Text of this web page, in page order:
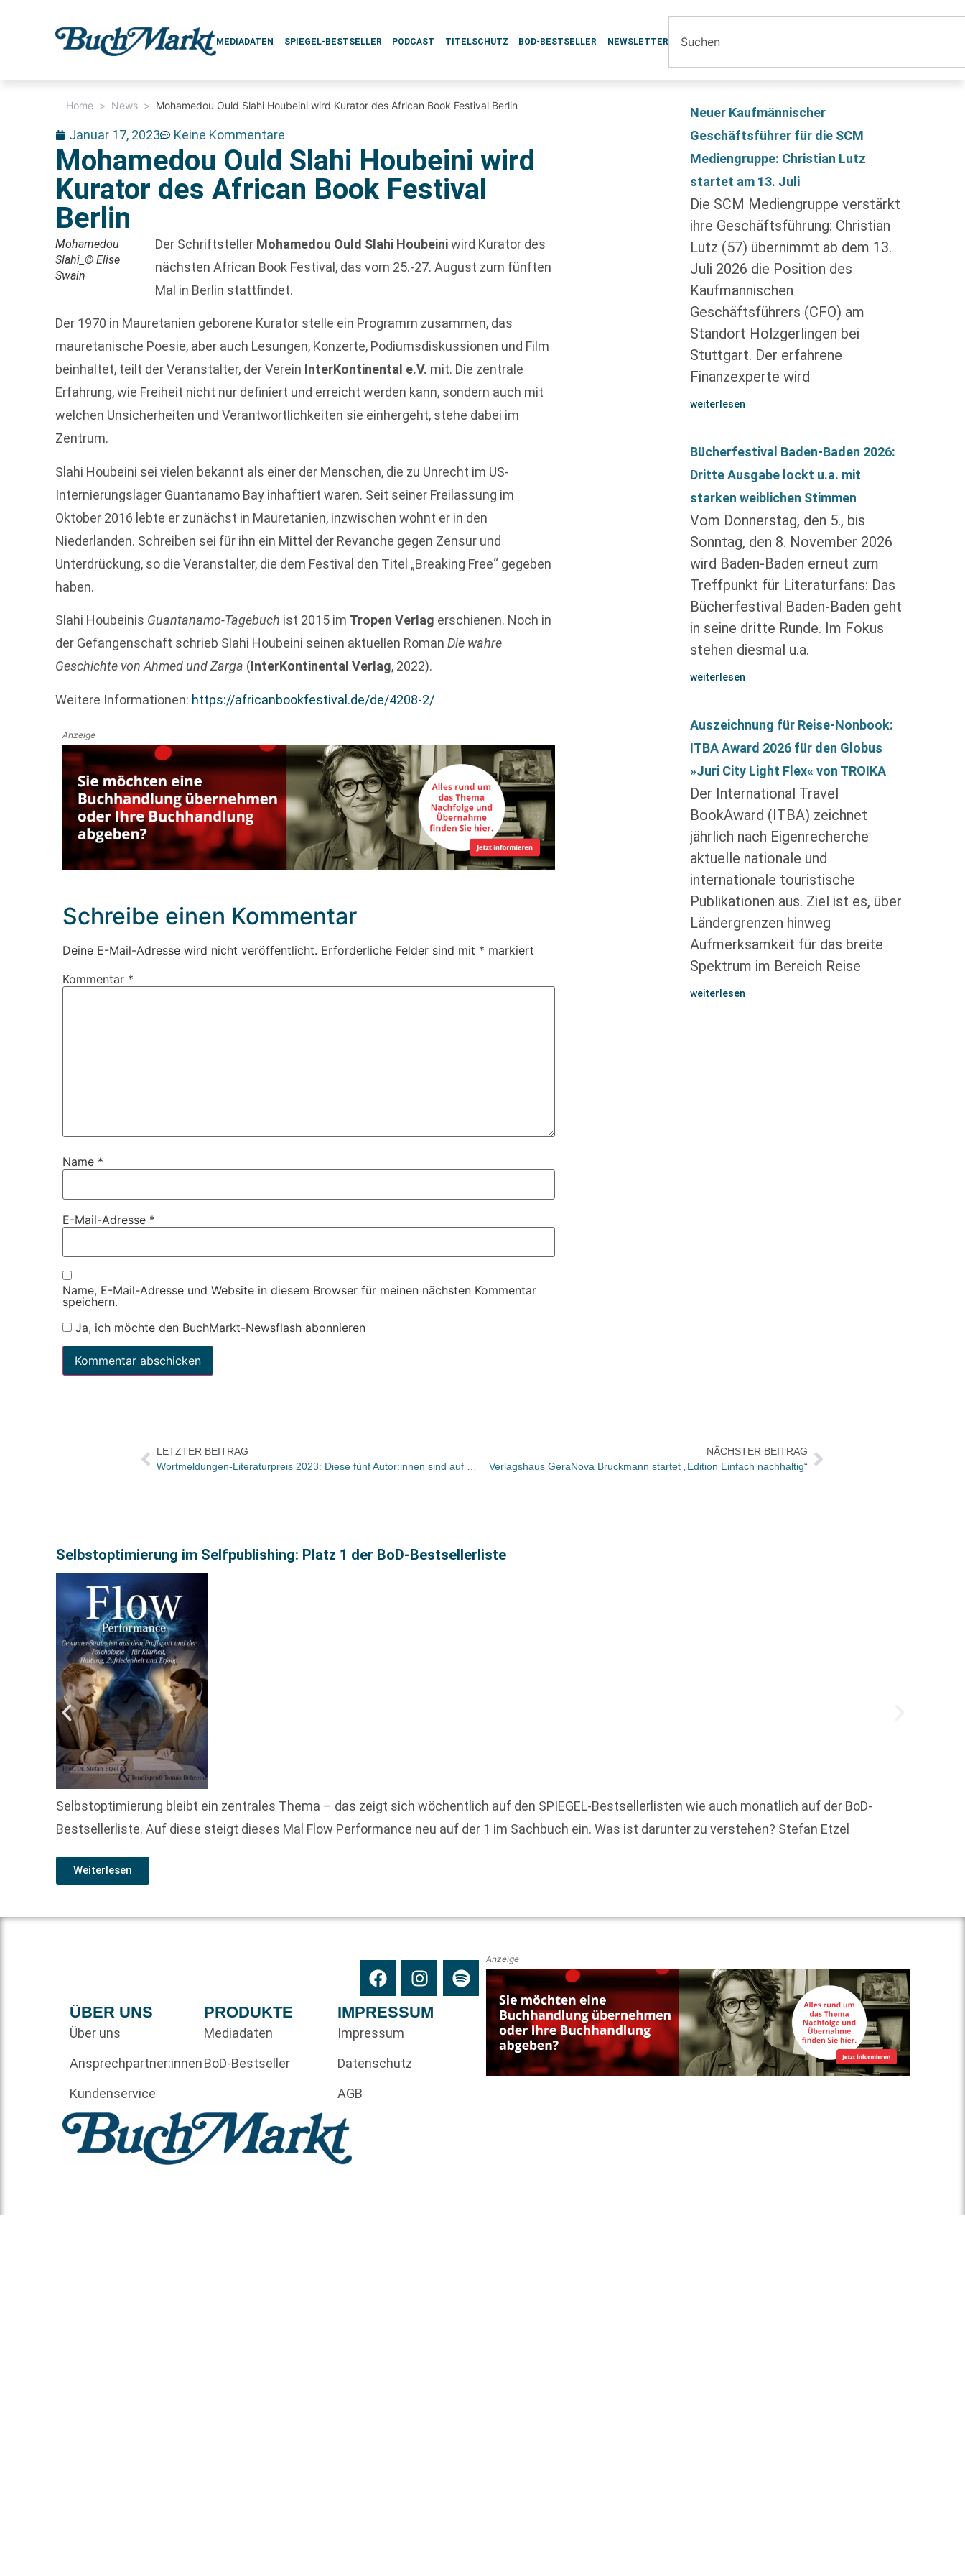
MEDIADATEN SPIEGEL-BESTSELLER PODCAST TITELSCHUTZ BOD-BESTSELLER NEWSLETTER
Home > News > Mohamedou Ould Slahi Houbeini wird Kurator des African Book Festival Berlin
Januar 17, 2023 Keine Kommentare
Mohamedou Ould Slahi Houbeini wird
Kurator des African Book Festival
Berlin
Mohamedou
Slahi_© Elise
Swain
Der Schriftsteller Mohamedou Ould Slahi Houbeiniwird Kurator des
nächsten African Book Festival, das vom 25.-27. August zum fünften
Mal in Berlin stattfindet.
Der 1970 in Mauretanien geborene Kurator stelle ein Programm zusammen, das
mauretanische Poesie, aber auch Lesungen, Konzerte, Podiumsdiskussionen und Film
beinhaltet, teilt der Veranstalter, der Verein InterKontinental e.V. mit. Die zentrale
Erfahrung, wie Freiheit nicht nur definiert und erreicht werden kann, sondern auch mit
welchen Unsicherheiten und Verantwortlichkeiten sie einhergeht, stehe dabei im
Zentrum.
Slahi Houbeini sei vielen bekannt als einer der Menschen, die zu Unrecht im US-
Internierungslager Guantanamo Bay inhaftiert waren. Seit seiner Freilassung im
Oktober 2016 lebte er zunächst in Mauretanien, inzwischen wohnt er in den
Niederlanden. Schreiben sei für ihn ein Mittel der Revanche gegen Zensur und
Unterdrückung, so die Veranstalter, die dem Festival den Titel „Breaking Free“ gegeben
haben.
Slahi Houbeinis Guantanamo-Tagebuch ist 2015 im Tropen Verlag erschienen. Noch in
der Gefangenschaft schrieb Slahi Houbeini seinen aktuellen RomanDie wahre
Geschichte von Ahmed und Zarga (InterKontinental Verlag, 2022).
Weitere Informationen: https://africanbookfestival.de/de/4208-2/
Anzeige
Schreibe einen Kommentar
Deine E-Mail-Adresse wird nicht veröffentlicht. Erforderliche Felder sind mit * markiert
Kommentar *
Name *
E-Mail-Adresse *
Name, E-Mail-Adresse und Website in diesem Browser für meinen nächsten Kommentar
speichern.
Ja, ich möchte den BuchMarkt-Newsflash abonnieren
Neuer Kaufmännischer
Geschäftsführer für die SCM
Mediengruppe: Christian Lutz
startet am 13. Juli
Die SCM Mediengruppe verstärkt
ihre Geschäftsführung: Christian
Lutz (57) übernimmt ab dem 13.
Juli 2026 die Position des
Kaufmännischen
Geschäftsführers (CFO) am
Standort Holzgerlingen bei
Stuttgart. Der erfahrene
Finanzexperte wird
weiterlesen
Bücherfestival Baden-Baden 2026:
Dritte Ausgabe lockt u.a. mit
starken weiblichen Stimmen
Vom Donnerstag, den 5., bis
Sonntag, den 8. November 2026
wird Baden-Baden erneut zum
Treffpunkt für Literaturfans: Das
Bücherfestival Baden-Baden geht
in seine dritte Runde. Im Fokus
stehen diesmal u.a.
weiterlesen
Auszeichnung für Reise-Nonbook:
ITBA Award 2026 für den Globus
»Juri City Light Flex« von TROIKA
Der International Travel
BookAward (ITBA) zeichnet
jährlich nach Eigenrecherche
aktuelle nationale und
internationale touristische
Publikationen aus. Ziel ist es, über
Ländergrenzen hinweg
Aufmerksamkeit für das breite
Spektrum im Bereich Reise
weiterlesen
LETZTER BEITRAG
NÄCHSTER BEITRAG
Verlagshaus GeraNova Bruckmann startet „Edition Einfach nachhaltig“
Selbstoptimierung im Selfpublishing: Platz 1 der BoD-Bestsellerliste
Selbstoptimierung bleibt ein zentrales Thema – das zeigt sich wöchentlich auf den SPIEGEL-Bestsellerlisten wie auch monatlich auf der BoD-
Bestsellerliste. Auf diese steigt dieses Mal Flow Performance neu auf der 1 im Sachbuch ein. Was ist darunter zu verstehen? Stefan Etzel
Weiterlesen
ÜBER UNS
Über uns
Ansprechpartner:innen
Kundenservice
PRODUKTE
Mediadaten
BoD-Bestseller
IMPRESSUM
Impressum
Datenschutz
AGB
Anzeige